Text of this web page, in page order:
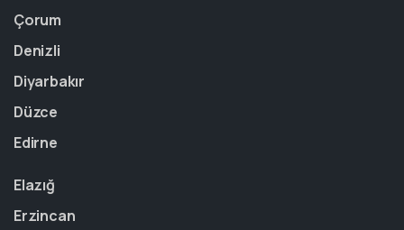
Çorum
Denizli
Diyarbakır
Düzce
Edirne
Elazığ
Erzincan